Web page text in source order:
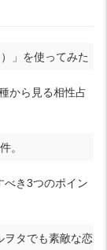
」を使ってみた
から見る相性占
。
べき3つのポイン
ヲタでも素敵な恋